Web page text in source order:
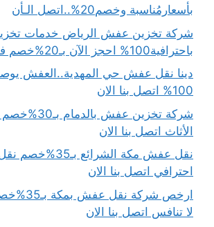
بأسعارمُناسبة وخصم20%..اتصل الـأن
شركة تخزين عفش الرياض خدمات
باحترافية100% احجز الآن بـ20%خصم فوري
دينا نقل عفش حي المهدية..العفش
100% اتصل بنا الان
شركة تخزين عفش
الأثاث اتصل بنا الان
نقل عفش مكة الشرائع
احترافي اتصل بنا الان
ارخص شركة
لا تنافس اتصل بنا الان